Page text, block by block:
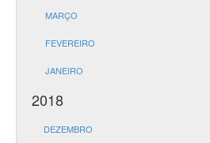
MARÇO
FEVEREIRO
JANEIRO
2018
DEZEMBRO